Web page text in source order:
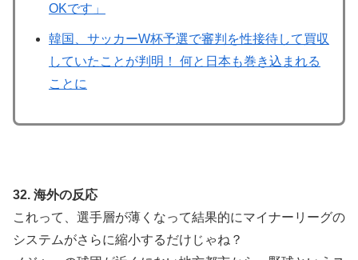
OKです」
韓国、サッカーW杯予選で審判を性接待して買収
していたことが判明！ 何と日本も巻き込まれる
ことに
32. 海外の反応
これって、選手層が薄くなって結果的にマイナーリーグの
システムがさらに縮小するだけじゃね？